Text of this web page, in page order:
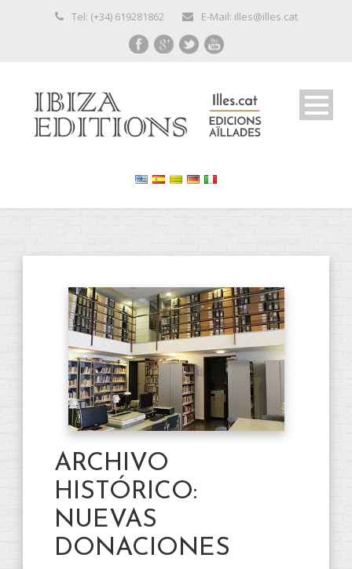
Tel: (+34) 619281862 E-Mail: illes@illes.cat
ARCHIVO
HISTÓRICO:
NUEVAS
DONACIONES